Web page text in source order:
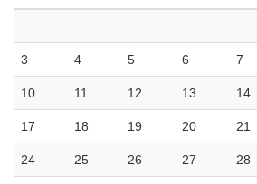
3 4 5 6 7
10 11 12 13 14
17 18 19 20 21
24 25 26 27 28